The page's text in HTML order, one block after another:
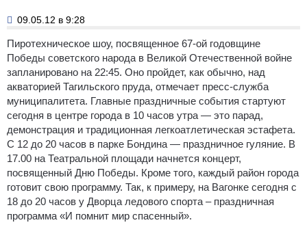
09.05.12 в 9:28
Пиротехническое шоу, посвященное 67-ой годовщине
Победы советского народа в Великой Отечественной войне
запланировано на 22:45. Оно пройдет, как обычно, над
акваторией Тагильского пруда, отмечает пресс-служба
муниципалитета. Главные праздничные события стартуют
сегодня в центре города в 10 часов утра — это парад,
демонстрация и традиционная легкоатлетическая эстафета.
С 12 до 20 часов в парке Бондина — праздничное гуляние. В
17.00 на Театральной площади начнется концерт,
посвященный Дню Победы. Кроме того, каждый район города
готовит свою программу. Так, к примеру, на Вагонке сегодня с
18 до 20 часов у Дворца ледового спорта – праздничная
программа «И помнит мир спасенный».